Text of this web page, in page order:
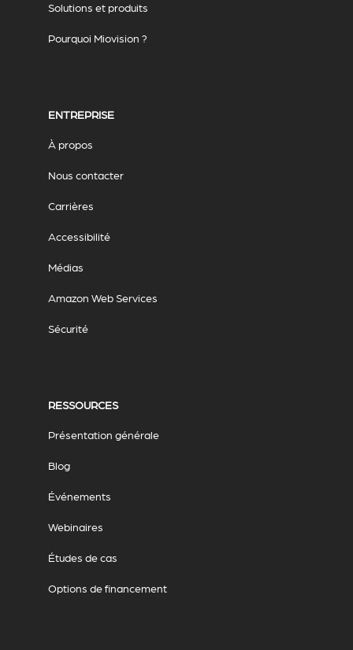
Solutions et produits
Pourquoi Miovision ?
ENTREPRISE
À propos
Nous contacter
Carrières
Accessibilité
Médias
Amazon Web Services
Sécurité
RESSOURCES
Présentation générale
Blog
Événements
Webinaires
Études de cas
Options de financement